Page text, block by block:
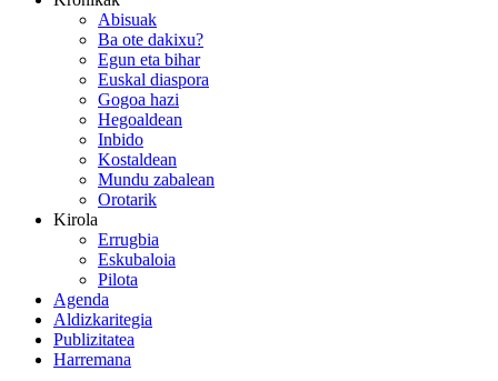
Abisuak
Ba ote dakixu?
Egun eta bihar
Euskal diaspora
Gogoa hazi
Hegoaldean
Inbido
Kostaldean
Mundu zabalean
Orotarik
Kirola
Errugbia
Eskubaloia
Pilota
Agenda
Aldizkaritegia
Publizitatea
Harremana